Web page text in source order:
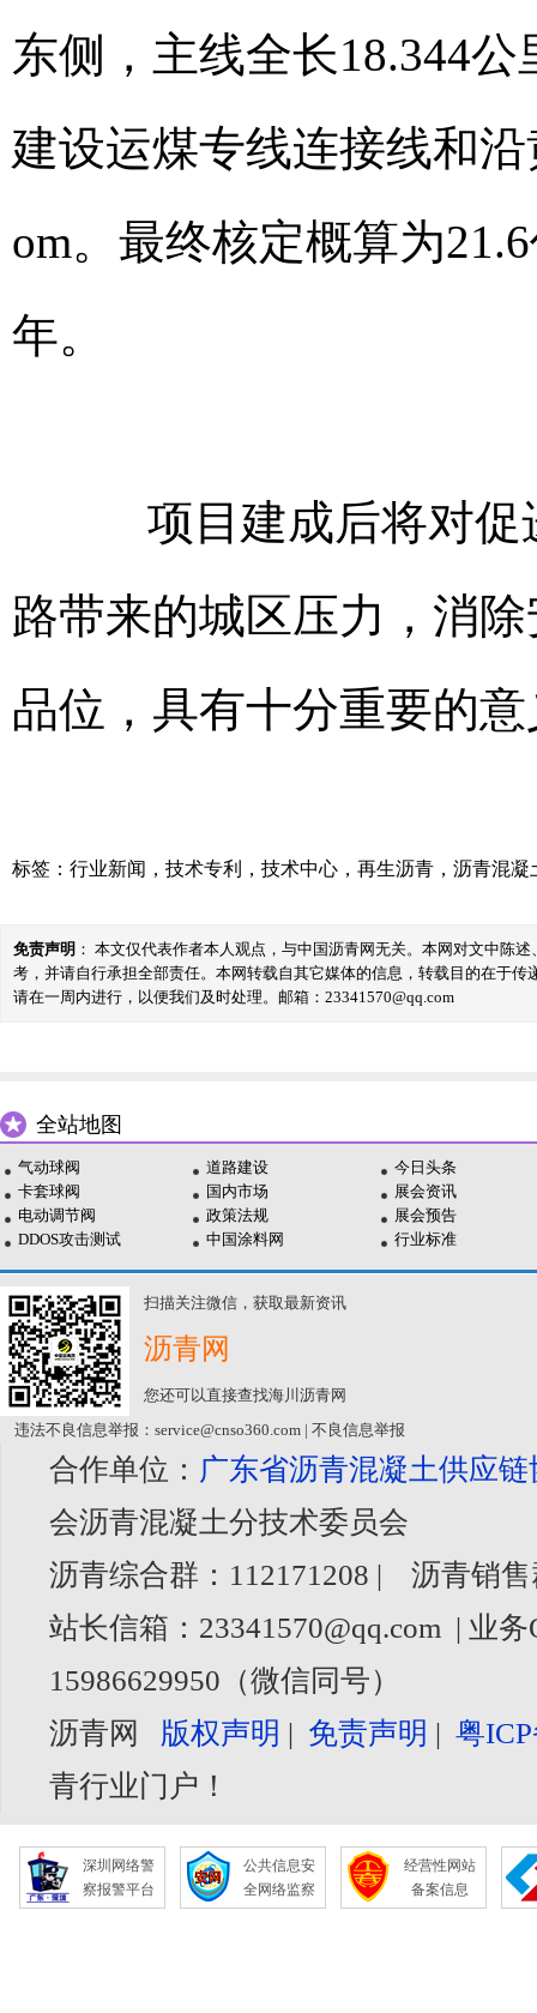
东侧，主线全长18.344
建设运煤专线连接线和
om。最终核定概算为
年。
项目建成后将对促
路带来的城区压力，消
品位，具有十分重要的
标签： 行业新闻 ， 技术专利 ， 技术中心 ， 再生沥青 ， 沥青混凝
免责声明 ： 本文仅代表作者本人观点，与中国沥青网无关。本网对文中陈
考，并请自行承担全部责任。本网转载自其它媒体的信息，转载目的在于
请在一周内进行，以便我们及时处理。邮箱：23341570@qq.com
全站地图
气动球阀
卡套球阀
电动调节阀
DDOS攻击测试
道路建设
国内市场
政策法规
中国涂料网
今日头条
展会资讯
展会预告
行业标准
扫描关注微信，获取最新资讯
沥青网
您还可以直接查找海川沥青网
违法不良信息举报：service@cnso360.com | 不良信息举报
合作单位： 广东省沥青混凝土供应链
会沥青混凝土分技术委员会
沥青综合群：112171208 | 沥青销
站长信箱：23341570@qq.com | 业
15986629950（微信同号）
沥青网 版权声明 | 免责声明 | 粤
青行业门户！
深圳网络警
察报警平台
公共信息安
全网络监察
经营性网站
备案信息